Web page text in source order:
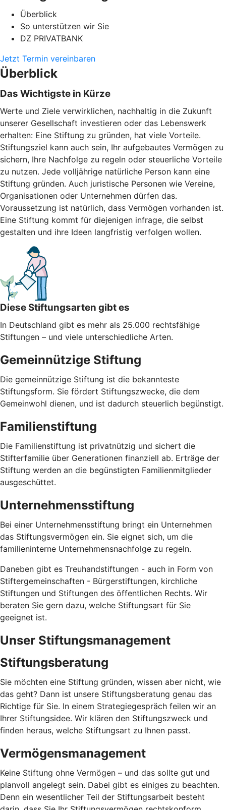
Überblick
So unterstützen wir Sie
DZ PRIVATBANK
Jetzt Termin vereinbaren
Überblick
Das Wichtigste in Kürze
Werte und Ziele verwirklichen, nachhaltig in die Zukunft
unserer Gesellschaft investieren oder das Lebenswerk
erhalten: Eine Stiftung zu gründen, hat viele Vorteile.
Stiftungsziel kann auch sein, Ihr aufgebautes Vermögen zu
sichern, Ihre Nachfolge zu regeln oder steuerliche Vorteile
zu nutzen. Jede volljährige natürliche Person kann eine
Stiftung gründen. Auch juristische Personen wie Vereine,
Organisationen oder Unternehmen dürfen das.
Voraussetzung ist natürlich, dass Vermögen vorhanden ist.
Eine Stiftung kommt für diejenigen infrage, die selbst
gestalten und ihre Ideen langfristig verfolgen wollen.
Diese Stiftungsarten gibt es
In Deutschland gibt es mehr als 25.000 rechtsfähige
Stiftungen – und viele unterschiedliche Arten.
Gemeinnützige Stiftung
Die gemeinnützige Stiftung ist die bekannteste
Stiftungsform. Sie fördert Stiftungszwecke, die dem
Gemeinwohl dienen, und ist dadurch steuerlich begünstigt.
Familienstiftung
Die Familienstiftung ist privatnützig und sichert die
Stifterfamilie über Generationen finanziell ab. Erträge der
Stiftung werden an die begünstigten Familienmitglieder
ausgeschüttet.
Unternehmensstiftung
Bei einer Unternehmensstiftung bringt ein Unternehmen
das Stiftungsvermögen ein. Sie eignet sich, um die
familieninterne Unternehmensnachfolge zu regeln.
Daneben gibt es Treuhandstiftungen - auch in Form von
Stiftergemeinschaften - Bürgerstiftungen, kirchliche
Stiftungen und Stiftungen des öffentlichen Rechts. Wir
beraten Sie gern dazu, welche Stiftungsart für Sie
geeignet ist.
Unser Stiftungsmanagement
Stiftungsberatung
Sie möchten eine Stiftung gründen, wissen aber nicht, wie
das geht? Dann ist unsere Stiftungsberatung genau das
Richtige für Sie. In einem Strategiegespräch feilen wir an
Ihrer Stiftungsidee. Wir klären den Stiftungszweck und
finden heraus, welche Stiftungsart zu Ihnen passt.
Vermögensmanagement
Keine Stiftung ohne Vermögen – und das sollte gut und
planvoll angelegt sein. Dabei gibt es einiges zu beachten.
Denn ein wesentlicher Teil der Stiftungsarbeit besteht